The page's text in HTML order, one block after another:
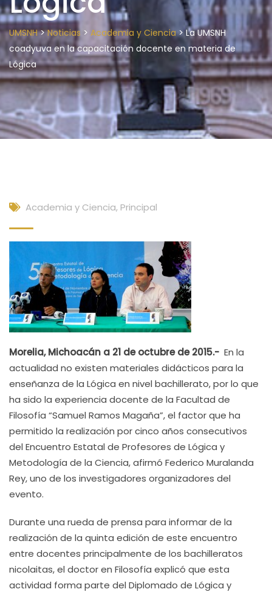
UMSNH>Noticias > Academia y Ciencia>La UMSNH
coadyuva en la capacitación docente en materia de
Lógica
Academia y Ciencia, Principal
Morelia, Michoacán a 21 de octubre de 2015.- En la
actualidad no existen materiales didácticos para la
enseñanza de la Lógica en nivel bachillerato, por lo que
ha sido la experiencia docente de la Facultad de
Filosofía “Samuel Ramos Magaña”, el factor que ha
permitido la realización por cinco años consecutivos
del Encuentro Estatal de Profesores de Lógica y
Metodología de la Ciencia, afirmó Federico Muralanda
Rey, uno de los investigadores organizadores del
evento.
Durante una rueda de prensa para informar de la
realización de la quinta edición de este encuentro
entre docentes principalmente de los bachilleratos
nicolaitas, el doctor en Filosofía explicó que esta
actividad forma parte del Diplomado de Lógica y